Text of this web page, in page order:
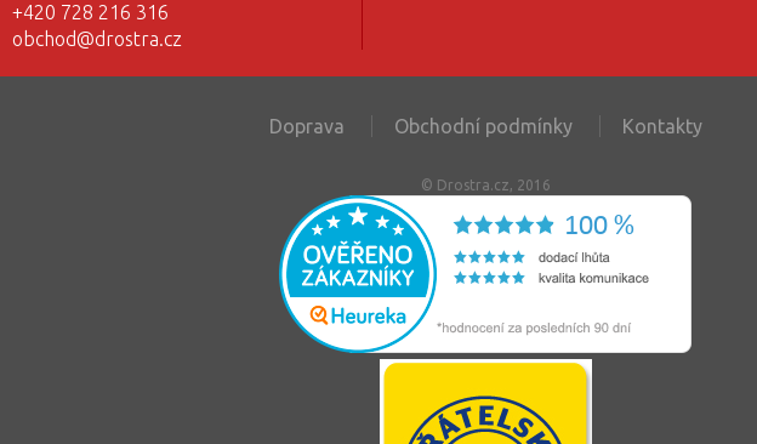
+420 728 216 316
obchod@drostra.cz
Doprava Obchodní podmínky Kontakty
© Drostra.cz, 2016